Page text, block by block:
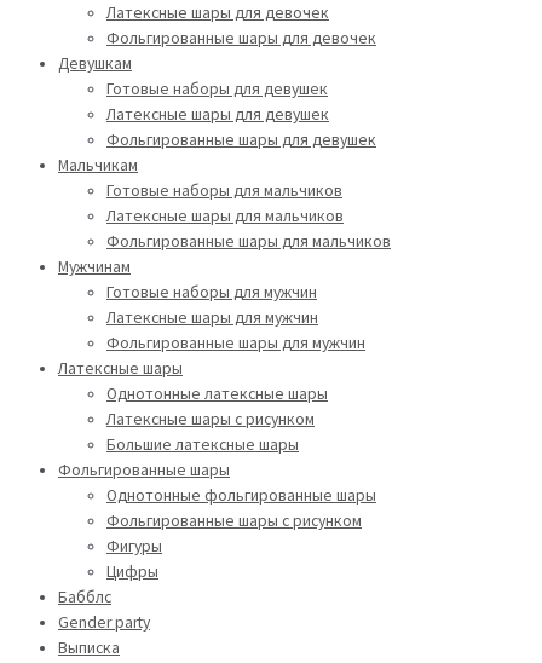
Латексные шары для девочек
Фольгированные шары для девочек
Девушкам
Готовые наборы для девушек
Латексные шары для девушек
Фольгированные шары для девушек
Мальчикам
Готовые наборы для мальчиков
Латексные шары для мальчиков
Фольгированные шары для мальчиков
Мужчинам
Готовые наборы для мужчин
Латексные шары для мужчин
Фольгированные шары для мужчин
Латексные шары
Однотонные латексные шары
Латексные шары с рисунком
Большие латексные шары
Фольгированные шары
Однотонные фольгированные шары
Фольгированные шары с рисунком
Фигуры
Цифры
Бабблс
Gender party
Выписка